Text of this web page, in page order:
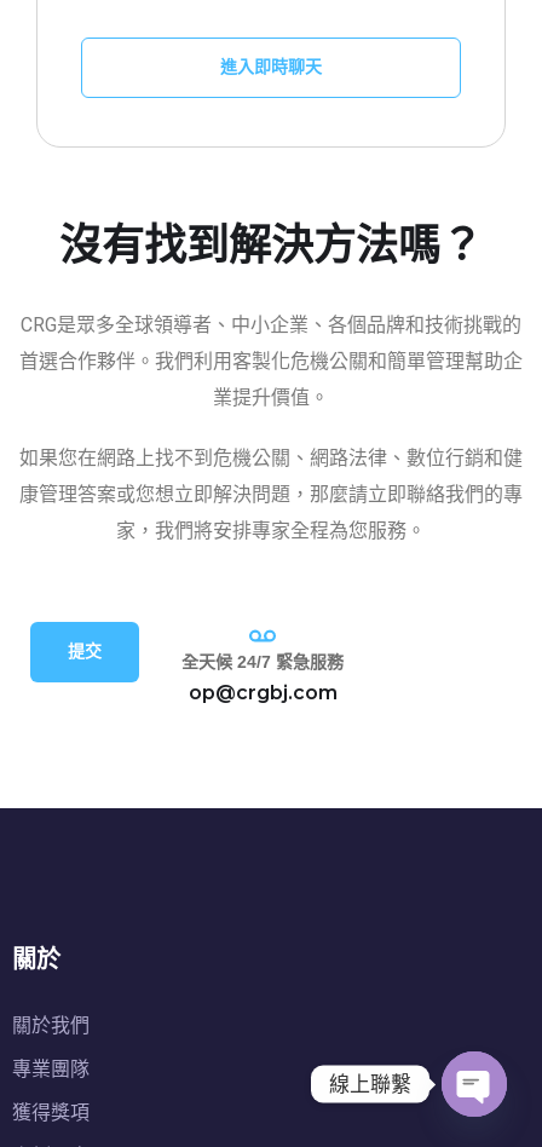
進入即時聊天
沒有找到解決方法嗎？
CRG是眾多全球領導者、中小企業、各個品牌和技術挑戰的
首選合作夥伴。我們利用客製化危機公關和簡單管理幫助企
業提升價值。
如果您在網路上找不到危機公關、網路法律、數位行銷和健
康管理答案或您想立即解決問題，那麼請立即聯絡我們的專
家，我們將安排專家全程為您服務。
提交 全天候 24/7 緊急服務
op@crgbj.com
關於
關於我們
專業團隊
獲得獎項
線上聯繫